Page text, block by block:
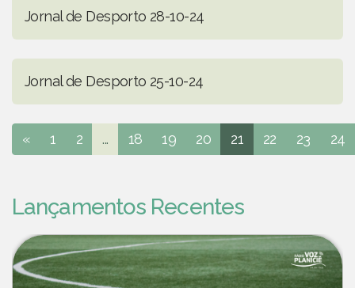
Jornal de Desporto 28-10-24
Jornal de Desporto 25-10-24
« 1 2 ... 18 19 20 21 22 23 24
Lançamentos Recentes